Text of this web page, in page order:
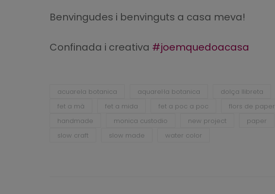
Benvingudes i benvinguts a casa meva!
Confinada i creativa #joemquedoacasa
acuarela botanica aquarel·la botanica dolça llibreta
fet a mà
fet a mida fet a poc a poc flors de paper
handmade
monica custodio new project paper
slow craft
slow made water color